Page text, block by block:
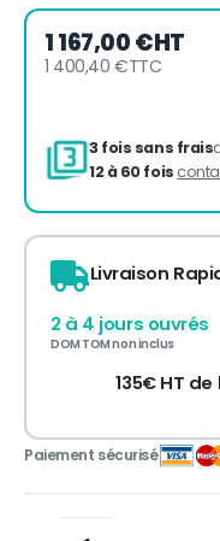
1 167,00 €HT
1 400,40 €TTC
3 fois sans
Livraison
2 à 4 jours ouvrés
DOM TOM non inclus
135€ HT